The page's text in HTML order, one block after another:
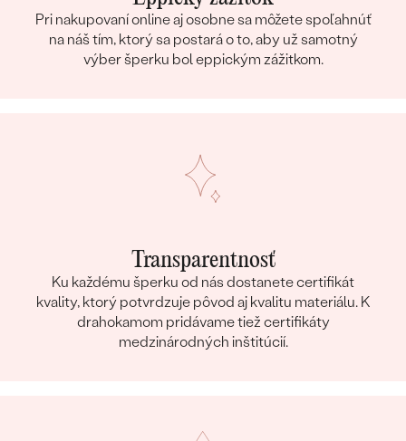
Pri nakupovaní online aj osobne sa môžete spoľahnúť
na náš tím, ktorý sa postará o to, aby už samotný
výber šperku bol eppickým zážitkom.
Transparentnosť
Ku každému šperku od nás dostanete certifikát
kvality, ktorý potvrdzuje pôvod aj kvalitu materiálu. K
drahokamom pridávame tiež certifikáty
medzinárodných inštitúcií.